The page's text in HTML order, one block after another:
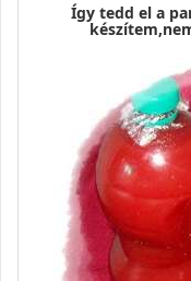
Így tedd el a